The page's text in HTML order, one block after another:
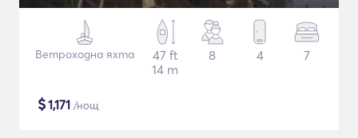
Ветроходна яхта
47 ft
14 m
8 4 7
$1,171 /нощ